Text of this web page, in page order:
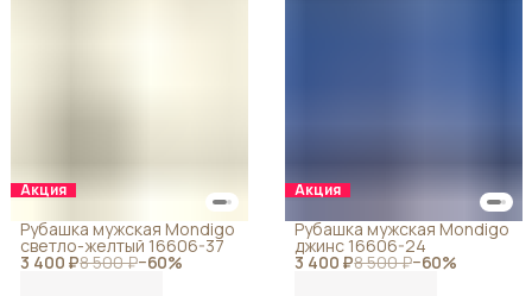
Акция
3 400 ₽8 500 ₽−60%
Рубашка мужская Mondigo
светло-желтый 16606-37
Акция
3 400 ₽8 500 ₽−60%
Рубашка мужская Mondigo
джинс 16606-24